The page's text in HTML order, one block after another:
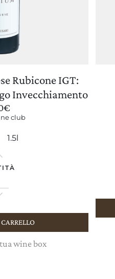
Rubicone IGT:
Invecchiamento
€
club
1.5l
wine box